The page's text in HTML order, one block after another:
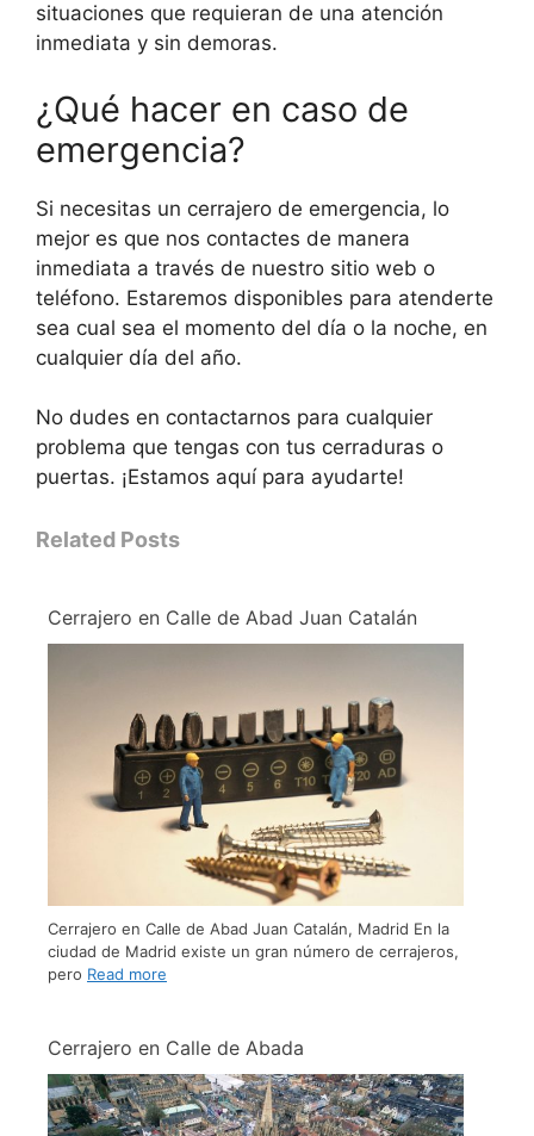
situaciones que requieran de una atención
inmediata y sin demoras.
¿Qué hacer en caso de
emergencia?
Si necesitas un cerrajero de emergencia, lo
mejor es que nos contactes de manera
inmediata a través de nuestro sitio web o
teléfono. Estaremos disponibles para atenderte
sea cual sea el momento del día o la noche, en
cualquier día del año.
No dudes en contactarnos para cualquier
problema que tengas con tus cerraduras o
puertas. ¡Estamos aquí para ayudarte!
Related Posts
Cerrajero en Calle de Abad Juan Catalán
Cerrajero en Calle de Abad Juan Catalán, Madrid En la
ciudad de Madrid existe un gran número de cerrajeros,
pero Read more
Cerrajero en Calle de Abada